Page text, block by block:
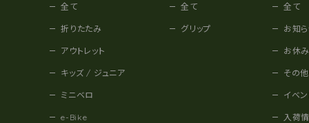
全て
折りたたみ
アウトレット
キッズ / ジュニア
ミニベロ
e-Bike
全て
グリップ
全て
お知
お休
その
イベン
入荷